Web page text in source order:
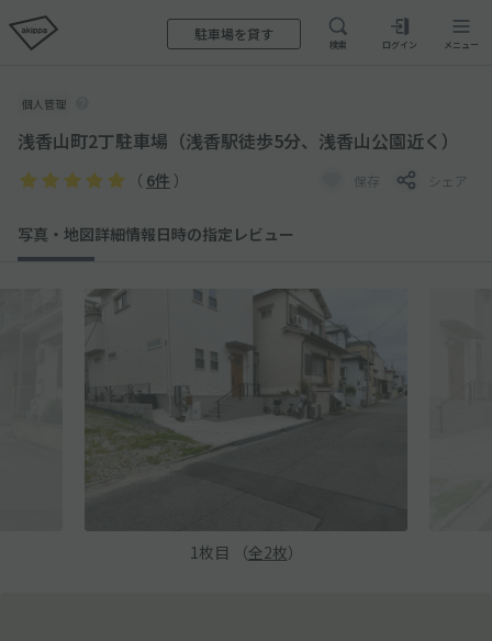
駐車場を貸す
検索 ログイン メニュー
個人管理
浅香山町2丁駐車場（浅香駅徒歩5分、浅香山公園近く）
（ 6件 ） 保存 シェア
写真・地図詳細情報日時の指定 レビュー
1 枚目 （全2枚）